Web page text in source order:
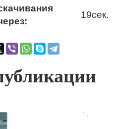
18сек.